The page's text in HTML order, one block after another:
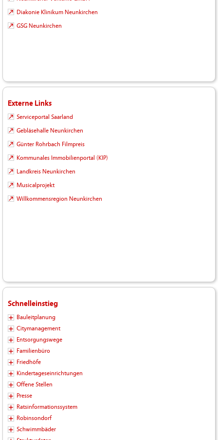
Diakonie Klinikum Neunkirchen
GSG Neunkirchen
Externe Links
Serviceportal Saarland
Gebläsehalle Neunkirchen
Günter Rohrbach Filmpreis
Kommunales Immobilienportal (KIP)
Landkreis Neunkirchen
Musicalprojekt
Willkommensregion Neunkirchen
Schnelleinstieg
Bauleitplanung
Citymanagement
Entsorgungswege
Familienbüro
Friedhöfe
Kindertageseinrichtungen
Offene Stellen
Presse
Ratsinformationssystem
Robinsondorf
Schwimmbäder